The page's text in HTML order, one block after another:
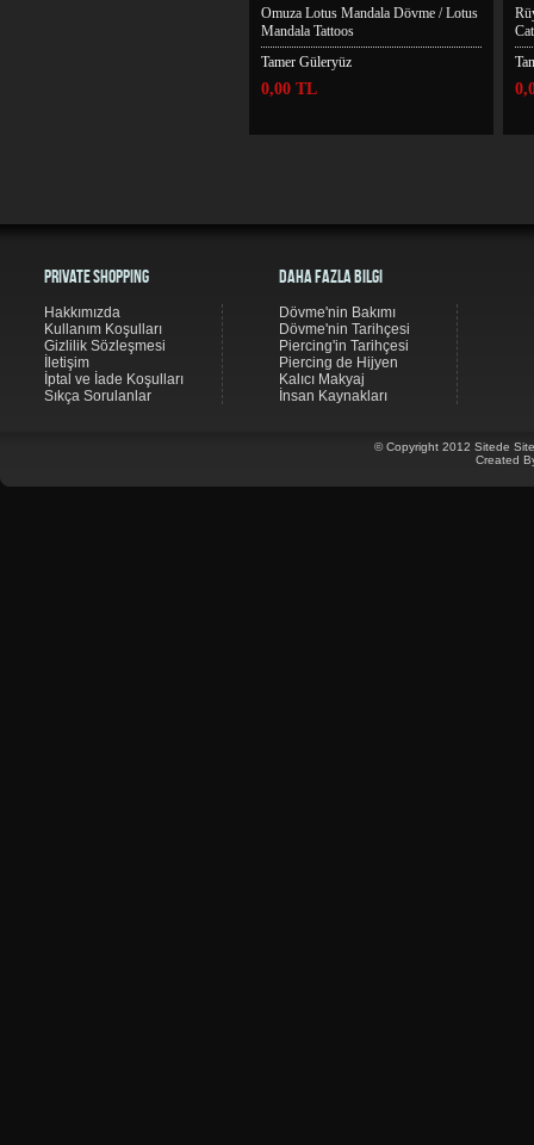
Omuza Lotus Mandala Dövme / Lotus
Mandala Tattoos
Tamer Güleryüz
0,00 TL
Private Shopping
Hakkımızda
Kullanım Koşulları
Gizlilik Sözleşmesi
İletişim
İptal ve İade Koşulları
Sıkça Sorulanlar
© Copyright 2012 Sitede
Created
Daha Fazla Bilgi
Dövme'nin Bakımı
Dövme'nin Tarihçesi
Piercing'in Tarihçesi
Piercing de Hijyen
Kalıcı Makyaj
İnsan Kaynakları